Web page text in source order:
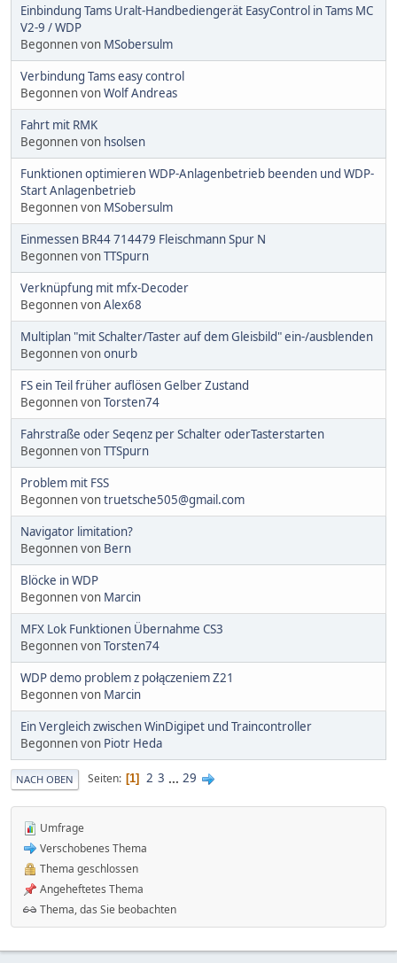
Einbindung Tams Uralt-Handbediengerät EasyControl in Tams MC
V2-9 / WDP
Begonnen von MSobersulm
Verbindung Tams easy control
Begonnen vonWolf Andreas
Fahrt mit RMK
Begonnen von hsolsen
Funktionen optimieren WDP-Anlagenbetrieb beenden und WDP-
Start Anlagenbetrieb
Begonnen von MSobersulm
Einmessen BR44 714479 Fleischmann Spur N
Begonnen vonTTSpurn
Verknüpfung mit mfx-Decoder
Begonnen vonAlex68
Multiplan "mit Schalter/Taster auf dem Gleisbild" ein-/ausblenden
Begonnen vononurb
FS ein Teil früher auflösen Gelber Zustand
Begonnen vonTorsten74
Fahrstraße oder Seqenz per Schalter oderTasterstarten
Begonnen vonTTSpurn
Problem mit FSS
Begonnen vontruetsche505@gmail.com
Navigator limitation?
Begonnen von Bern
Blöcke in WDP
Begonnen von Marcin
MFX Lok Funktionen Übernahme CS3
Begonnen vonTorsten74
WDP demo problem z połączeniem Z21
Begonnen von Marcin
Ein Vergleich zwischen WinDigipet und Traincontroller
Begonnen von Piotr Heda
NACH OBEN Seiten 1 2 3 ... 29
Umfrage
Verschobenes Thema
Thema geschlossen
Angeheftetes Thema
Thema, das Sie beobachten